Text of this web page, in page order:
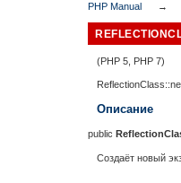
PHP Manual
(PHP 5, PHP 7)
Описание
public
Создаёт новый